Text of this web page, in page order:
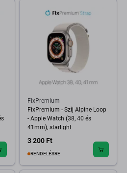
FixPremium
FixPremium - Szíj Alpine Loop
- Apple Watch (38, 40 és
41mm), starlight
3 200 Ft
RENDELÉSRE